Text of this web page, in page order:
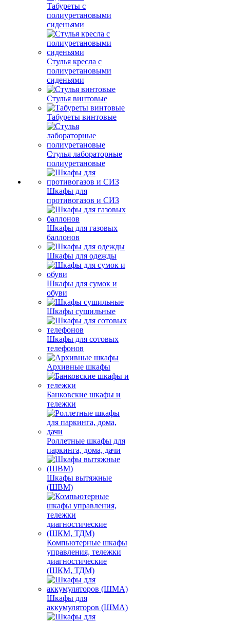
Табуреты с
полиуретановыми
сиденьями
Стулья кресла с
полиуретановыми
сиденьями
Стулья винтовые
Табуреты винтовые
Стулья лабораторные
полиуретановые
Шкафы для
противогазов и СИЗ
Шкафы для газовых
баллонов
Шкафы для одежды
Шкафы для сумок и
обуви
Шкафы сушильные
Шкафы для сотовых
телефонов
Архивные шкафы
Банковские шкафы и
тележки
Роллетные шкафы для
паркинга, дома, дачи
Шкафы вытяжные
(ШВМ)
Компьютерные шкафы
управления, тележки
диагностические
(ШКМ, ТДМ)
Шкафы для
аккумуляторов (ШМА)